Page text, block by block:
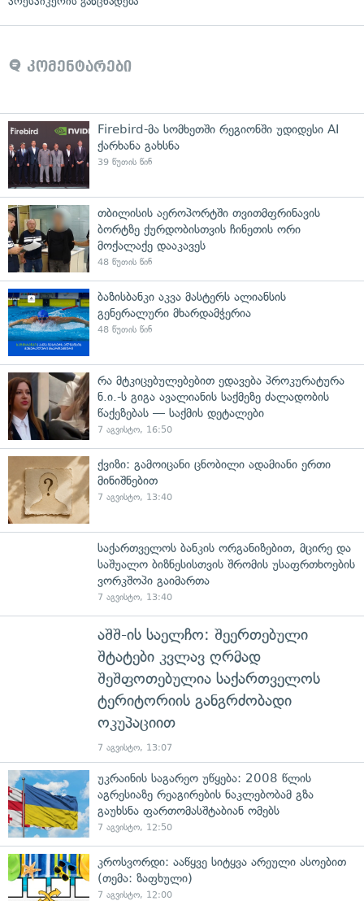
კომენტარები
Firebird-მა სომხეთში რეგიონში უდიდესი AI
ქარხანა გახსნა
39 წუთის წინ
თბილისის აეროპორტში თვითმფრინავის
ბორტზე ქურდობისთვის ჩინეთის ორი
მოქალაქე დააკავეს
48 წუთის წინ
ბაზისბანკი აკვა მასტერს ალიანსის
გენერალური მხარდამჭერია
48 წუთის წინ
რა მტკიცებულებებით ედავება პროკურატურა
ნ.ი.-ს გიგა ავალიანის საქმეზე ძალადობის
წაქეზებას — საქმის დეტალები
7 აგვისტო, 16:50
ქვიზი: გამოიცანი ცნობილი ადამიანი ერთი
მინიშნებით
7 აგვისტო, 13:40
საქართველოს ბანკის ორგანიზებით, მცირე და
საშუალო ბიზნესისთვის შრომის უსაფრთხოების
ვორკშოპი გაიმართა
7 აგვისტო, 13:40
აშშ-ის საელჩო: შეერთებული
შტატები კვლავ ღრმად
შეშფოთებულია საქართველოს
ტერიტორიის განგრძობადი
ოკუპაციით
7 აგვისტო, 13:07
უკრაინის საგარეო უწყება: 2008 წლის
აგრესიაზე რეაგირების ნაკლებობამ გზა
გაუხსნა ფართომასშტაბიან ომებს
7 აგვისტო, 12:50
კროსვორდი: ააწყვე სიტყვა არეული ასოებით
(თემა: ზაფხული)
7 აგვისტო, 12:00